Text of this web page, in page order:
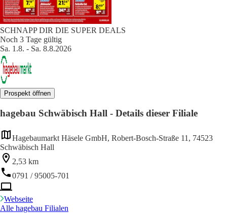
SCHNAPP DIR DIE SUPER DEALS
Noch 3 Tage gültig
Sa. 1.8. - Sa. 8.8.2026
Prospekt öffnen
hagebau Schwäbisch Hall - Details dieser Filiale
Hagebaumarkt Häsele GmbH, Robert-Bosch-Straße 11, 74523
Schwäbisch Hall
2,53 km
0791 / 95005-701
Webseite
Alle hagebau Filialen